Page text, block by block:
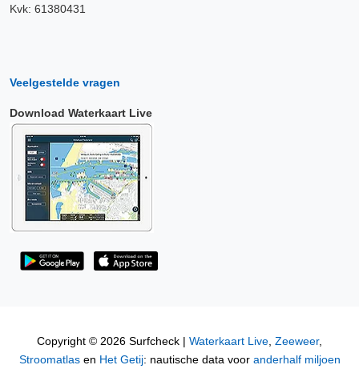
Kvk: 61380431
Veelgestelde vragen
Download Waterkaart Live
Copyright © 2026 Surfcheck | Waterkaart Live, Zeeweer,
Stroomatlasen Het Getij: nautische data voor anderhalf miljoen